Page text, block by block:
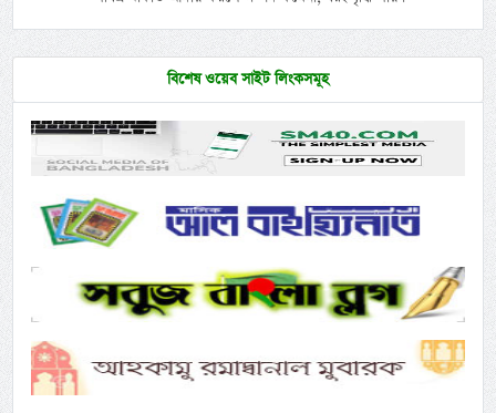
বিশেষ ওয়েব সাইট লিংকসমূহ